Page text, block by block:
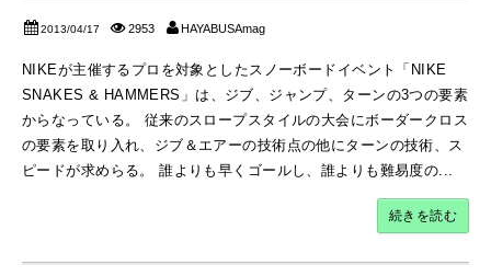
2013/04/17 2953 HAYABUSAmag
NIKEが主催するプロを対象としたスノーボードイベント「NIKE
SNAKES & HAMMERS」は、ジブ、ジャンプ、ターンの3つの要素
からなっている。 従来のスロープスタイルの大会にボーダークロス
の要素を取り入れ、ジブ＆エアーの技術点の他にターンの技術、ス
ピードが求めらる。 誰よりも早くゴールし、誰よりも難易度の...
続きを読む